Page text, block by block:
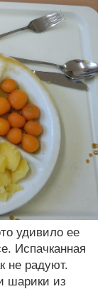
удивило ее
Испачканная
не радуют.
шарики из